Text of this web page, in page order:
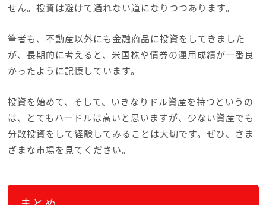
せん。投資は避けて通れない道になりつつあります。
筆者も、不動産以外にも金融商品に投資をしてきました
が、長期的に考えると、米国株や債券の運用成績が一番良
かったように記憶しています。
投資を始めて、そして、いきなりドル資産を持つというの
は、とてもハードルは高いと思いますが、少ない資産でも
分散投資をして経験してみることは大切です。ぜひ、さま
ざまな市場を見てください。